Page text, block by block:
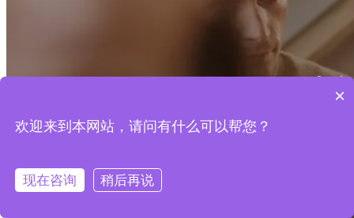
×
欢迎来到本网站，请问有什么可以帮您？
现在咨询 稍后再说